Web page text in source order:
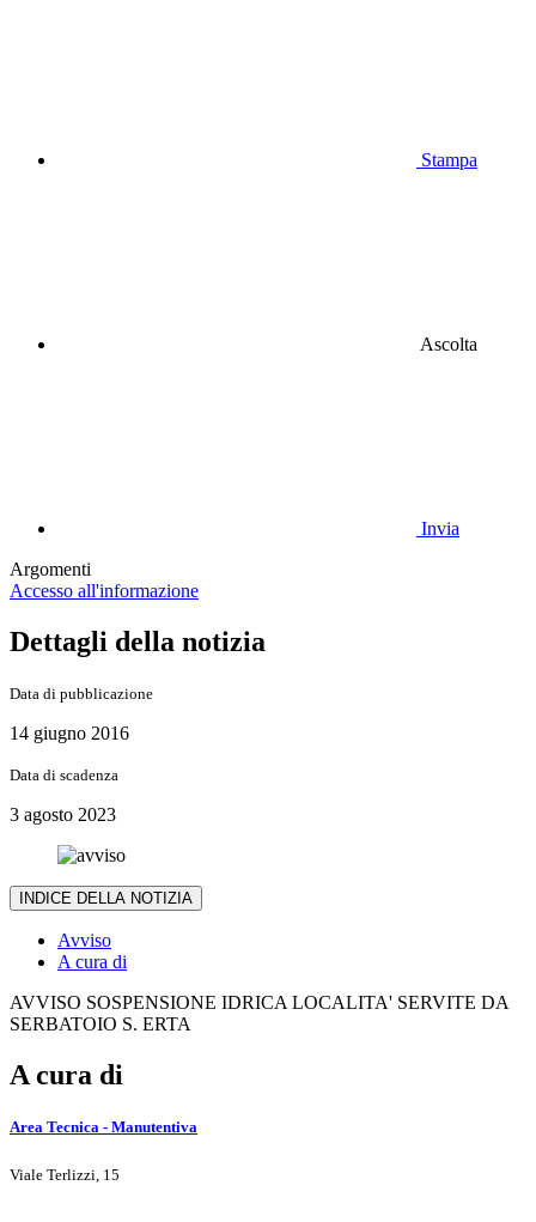
Stampa
Ascolta
Invia
Argomenti
Accesso all'informazione
Dettagli della notizia
Data di pubblicazione
14 giugno 2016
Data di scadenza
3 agosto 2023
INDICE DELLA NOTIZIA
Avviso
A cura di
AVVISO SOSPENSIONE IDRICA LOCALITA' SERVITE DA
SERBATOIO S. ERTA
A cura di
Area Tecnica - Manutentiva
Viale Terlizzi, 15